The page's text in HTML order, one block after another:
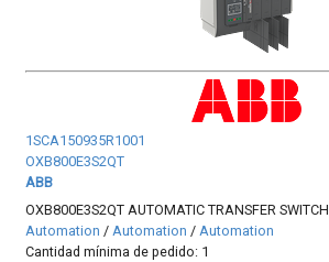
1SCA150935R1001
OXB800E3S2QT
ABB
OXB800E3S2QT AUTOMATIC TRANSFER SWITCH
Automation / Automation / Automation
Cantidad mínima de pedido: 1